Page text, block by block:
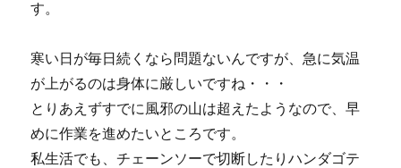
す。
寒い日が毎日続くなら問題ないんですが、急に気温
が上がるのは身体に厳しいですね・・・
とりあえずすでに風邪の山は超えたようなので、早
めに作業を進めたいところです。
私生活でも、チェーンソーで切断したりハンダゴテ